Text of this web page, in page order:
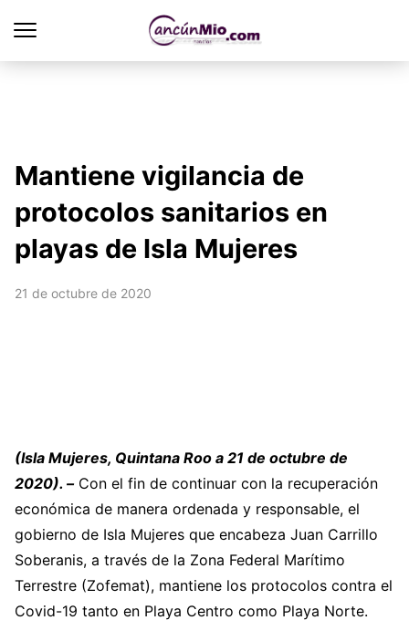
Mantiene vigilancia de
protocolos sanitarios en
playas de Isla Mujeres
21 de octubre de 2020
(Isla Mujeres, Quintana Roo a 21 de octubre de
2020). –Con el fin de continuar con la recuperación
económica de manera ordenada y responsable, el
gobierno de Isla Mujeres que encabeza Juan Carrillo
Soberanis, a través de la Zona Federal Marítimo
Terrestre (Zofemat), mantiene los protocolos contra el
Covid-19 tanto en Playa Centro como Playa Norte.